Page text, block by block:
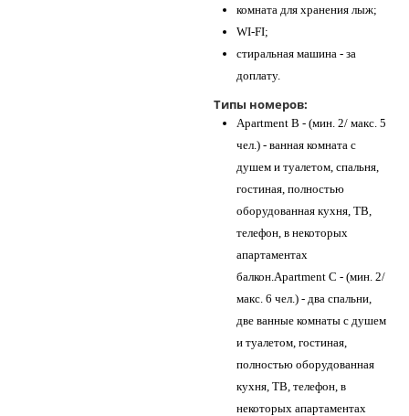
комната для хранения лыж;
WI-FI;
стиральная машина - за
доплату.
Типы номеров:
Apartment B - (мин. 2/ макс. 5
чел.) - ванная комната с
душем и туалетом, спальня,
гостиная, полностью
оборудованная кухня, ТВ,
телефон, в некоторых
апартаментах
балкон.Apartment C - (мин. 2/
макс. 6 чел.) - два спальни,
две ванные комнаты с душем
и туалетом, гостиная,
полностью оборудованная
кухня, ТВ, телефон, в
некоторых апартаментах